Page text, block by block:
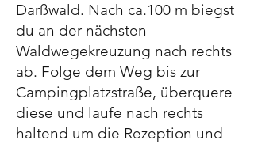
Darßwald. Nach ca.100 m biegst
du an der nächsten
Waldwegekreuzung nach rechts
ab. Folge dem Weg bis zur
Campingplatzstraße, überquere
diese und laufe nach rechts
haltend um die Rezeption und